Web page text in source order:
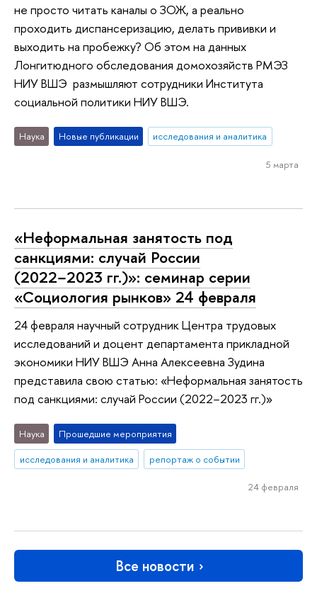
не просто читать каналы о ЗОЖ, а реально
проходить диспансеризацию, делать прививки и
выходить на пробежку? Об этом на данных
Лонгитюдного обследования домохозяйств РМЭЗ
НИУ ВШЭ размышляют сотрудники Института
социальной политики НИУ ВШЭ.
Наука Новые публикации исследования и аналитика
5 марта
«Неформальная занятость под
санкциями: случай России
(2022−2023 гг.)»: семинар серии
«Социология рынков» 24 февраля
24 февраля научный сотрудник Центра трудовых
исследований и доцент департамента прикладной
экономики НИУ ВШЭ Анна Алексеевна Зудина
представила свою статью: «Неформальная занятость
под санкциями: случай России (2022−2023 гг.)»
Наука
Прошедшие мероприятия
исследования и аналитика
репортаж о событии
24 февраля
Все новости